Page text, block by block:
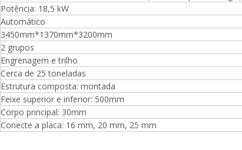
Potência: 18,5 kW
Automático
3450mm*1370mm*3200mm
2 grupos
Engrenagem e trilho
Cerca de 25 toneladas
Estrutura composta: montada
Feixe superior e inferior: 500mm
Corpo principal: 30mm
Conecte a placa: 16 mm, 20 mm, 25 mm